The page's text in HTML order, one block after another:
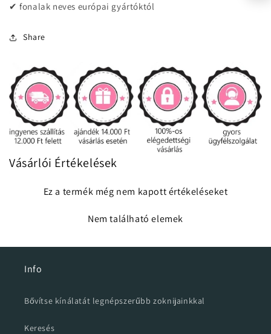
✔ fonalak neves európai gyártóktól
Share
Vásárlói Értékelések
Ez a termék még nem kapott értékeléseket
Nem található elemek
Info
Bővítse kínálatát legnépszerűbb zoknijainkkal
Keresés